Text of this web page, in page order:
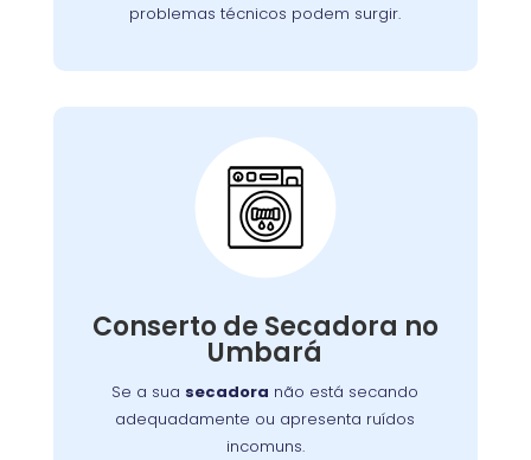
problemas técnicos podem surgir.
Conserto de Secadora no
Umbará
Se a sua secadora não está secando
adequadamente ou apresenta ruídos
incomuns.
Conserto de Secadora:
e corrigir o problema, garantindo o
funcionamento eficiente do aparelho.